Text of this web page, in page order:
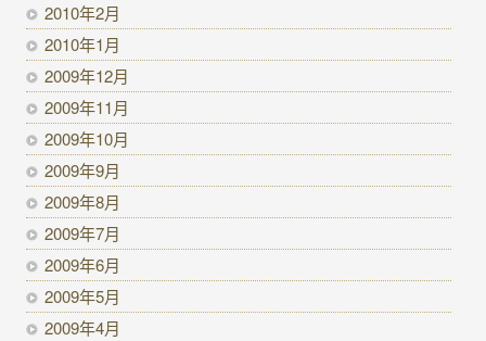
2010年2月
2010年1月
2009年12月
2009年11月
2009年10月
2009年9月
2009年8月
2009年7月
2009年6月
2009年5月
2009年4月